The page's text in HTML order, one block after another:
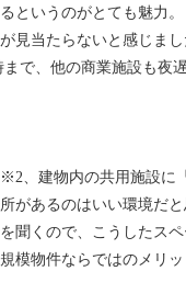
というのがとても魅力
見当たらないと感じまし
で、他の商業施設も夜
、建物内の共用施設に
があるのはいい環境だ
聞くので、こうしたス
模物件ならではのメリ